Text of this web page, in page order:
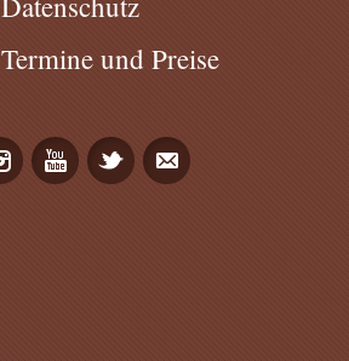
Termine und Preise